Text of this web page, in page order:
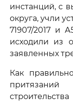
инстанций, с
округа, учли
71907/2017 и
исходили из
заявленных
Как